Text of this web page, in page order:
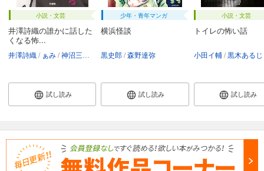
小説・文芸
井澤詩織の誰かに話した
くなる怖...
井澤詩織 ぁみ 神沼三平太 黒木あるじ 黒史郎 つくね乱蔵 三好一平 夜馬裕
試し読み
少年・青年マンガ
横浜怪談
黒史郎 森野達弥
試し読み
小説・文芸
トイレの怖い話
小田イ輔 黒木あるじ
試し読み